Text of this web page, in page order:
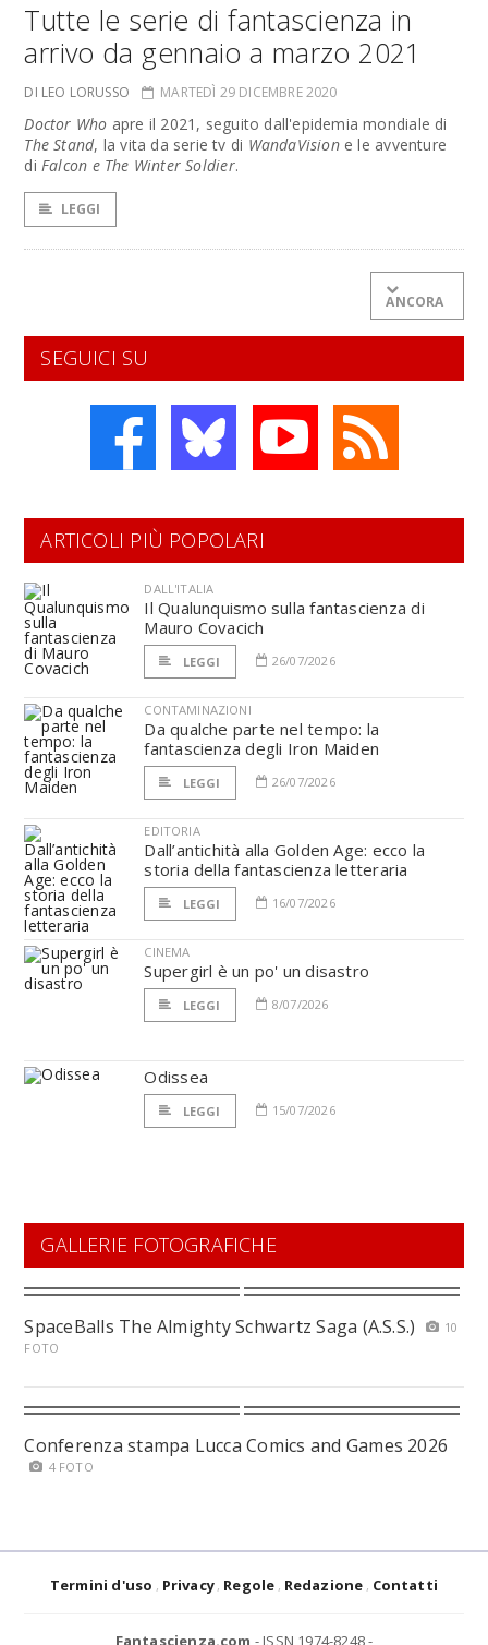
Tutte le serie di fantascienza in
arrivo da gennaio a marzo 2021
DI LEO LORUSSO MARTEDÌ 29 DICEMBRE 2020
Doctor Who apre il 2021, seguito dall'epidemia mondiale di
The Stand, la vita da serie tv di WandaVisione le avventure
diFalcon e The Winter Soldier.
LEGGI
ANCORA
SEGUICI SU
ARTICOLI PIÙ POPOLARI
DALL'ITALIA
Il Qualunquismo sulla fantascienza di
Mauro Covacich
LEGGI 26/07/2026
CONTAMINAZIONI
Da qualche parte nel tempo: la
fantascienza degli Iron Maiden
LEGGI 26/07/2026
EDITORIA
Dall’antichità alla Golden Age: ecco la
storia della fantascienza letteraria
LEGGI 16/07/2026
CINEMA
Supergirl è un po' un disastro
LEGGI 8/07/2026
Odissea
LEGGI 15/07/2026
GALLERIE FOTOGRAFICHE
SpaceBalls The Almighty Schwartz Saga (A.S.S.)
10
FOTO
Conferenza stampa Lucca Comics and Games 2026
4 FOTO
Termini d'uso Privacy Regole Redazione Contatti
Fantascienza.com - ISSN 1974-8248 -